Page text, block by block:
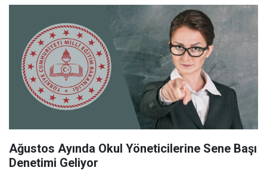
Ağustos Ayında Okul Yöneticilerine Sene Başı
Denetimi Geliyor